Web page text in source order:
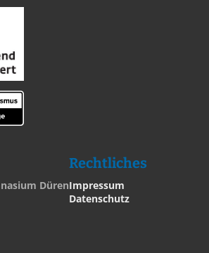
Düren
Rechtliches
Impressum
Datenschutz